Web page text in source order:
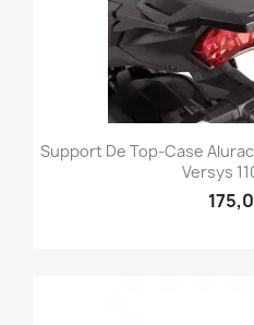
Support De Top-Case
Versys